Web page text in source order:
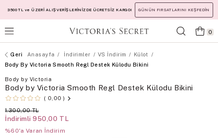
3500 TL ve ÜZERİ ALIŞVERİŞLERİNİZDE ÜCRETSİZ KARGO! GÜNÜN FIRSATLARINI KEŞFEDİN
0
Anasayfa İndirimler VS İndirim
Külot
Body By Victoria Smooth Regl Destek Külodu Bikini
Body by Victoria
Body by Victoria Smooth Regl Destek Külodu Bikini
0,00
1.300,00 TL
İndirimli 950,00 TL
%60'a Varan İndirim